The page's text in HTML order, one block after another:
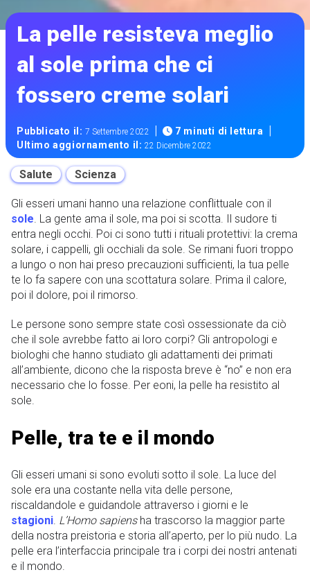
La pelle resisteva meglio
al sole prima che ci
fossero creme solari
Pubblicato il:7 Settembre 2022 | 7 minuti di lettura |
Ultimo aggiornamento il:22 Dicembre 2022
Salute Scienza
Gli esseri umani hanno una relazione conflittuale con il
sole. La gente ama il sole, ma poi si scotta. Il sudore ti
entra negli occhi. Poi ci sono tutti i rituali protettivi: la crema
solare, i cappelli, gli occhiali da sole. Se rimani fuori troppo
a lungo o non hai preso precauzioni sufficienti, la tua pelle
te lo fa sapere con una scottatura solare. Prima il calore,
poi il dolore, poi il rimorso.
Le persone sono sempre state così ossessionate da ciò
che il sole avrebbe fatto ai loro corpi? Gli antropologi e
biologhi che hanno studiato gli adattamenti dei primati
all’ambiente, dicono che la risposta breve è “no” e non era
necessario che lo fosse. Per eoni, la pelle ha resistito al
sole.
Pelle, tra te e il mondo
Gli esseri umani si sono evoluti sotto il sole. La luce del
sole era una costante nella vita delle persone,
riscaldandole e guidandole attraverso i giorni e le
stagioni. L’Homo sapiensha trascorso la maggior parte
della nostra preistoria e storia all’aperto, per lo più nudo. La
pelle era l’interfaccia principale tra i corpi dei nostri antenati
e il mondo.